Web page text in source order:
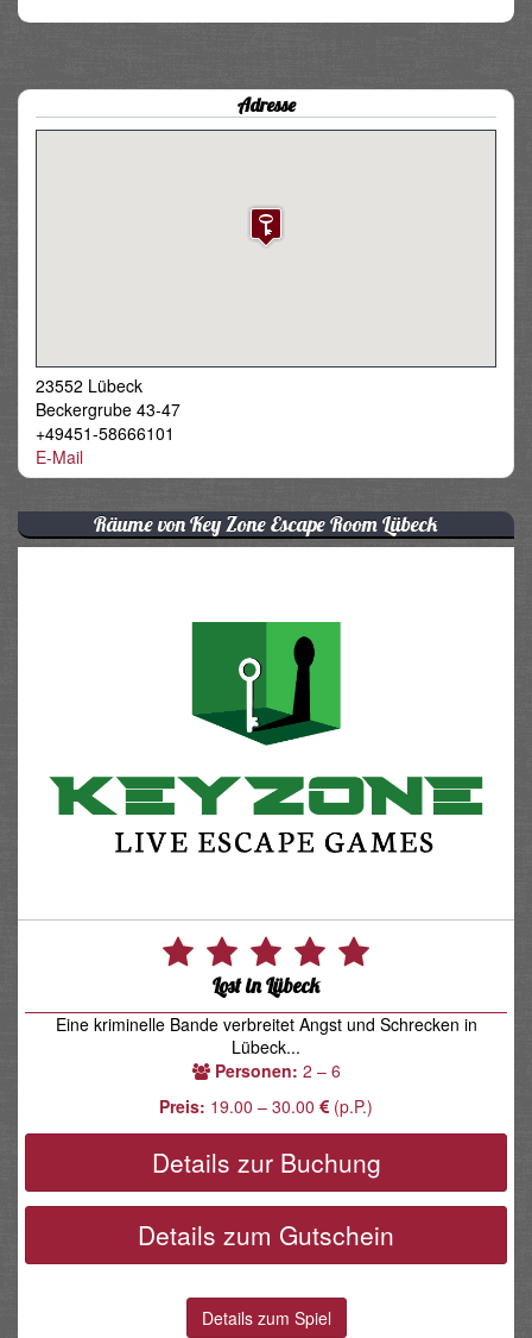
Adresse
23552 Lübeck
Beckergrube 43-47
+49451-58666101
E-Mail
Räume von Key Zone Escape Room Lübeck
Lost in Lübeck
Eine kriminelle Bande verbreitet Angst und Schrecken in
Lübeck...
Personen: 2 – 6
Preis: 19.00 – 30.00 (p.P.)
Details zur Buchung
Details zum Gutschein
Details zum Spiel